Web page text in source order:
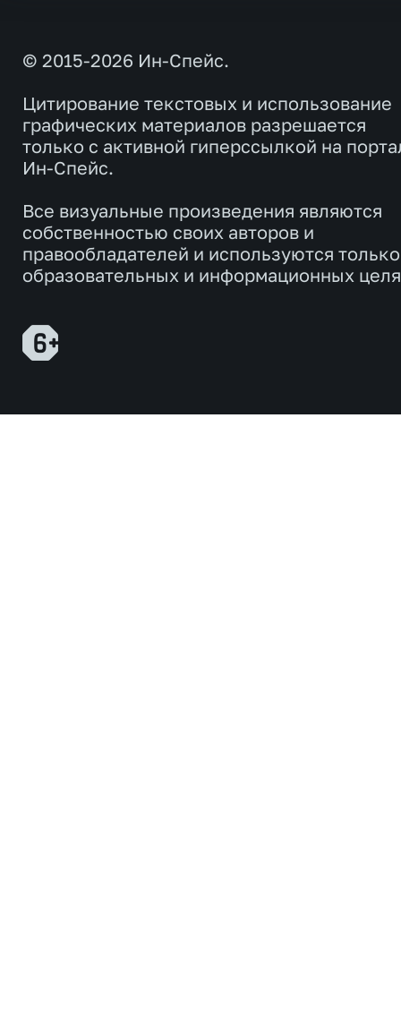
© 2015-2026 Ин-Спейс.
Цитирование текстовых и использование
графических материалов разрешается
только с активной гиперссылкой на
Ин-Спейс.
Все визуальные произведения являются
собственностью своих авторов и
правообладателей и используются
образовательных и информационных